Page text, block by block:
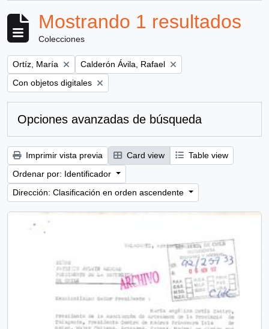
Mostrando 1 resultados
Colecciones
Remove filter:
Ortíz, María Remove filter:
Calderón Ávila, Rafael
Remove filter:
Con objetos digitales
Opciones avanzadas de búsqueda
Imprimir vista previa Card view
Table view
Ordenar por: Identificador
Dirección: Clasificación en orden ascendente